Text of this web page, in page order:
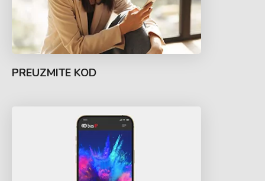
PREUZMITE KOD